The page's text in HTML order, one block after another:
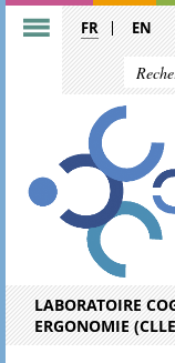
FR EN
LABORATOIRE
ERGONOMIE